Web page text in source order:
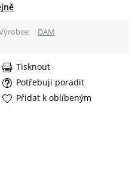
DAM
Potřebuji poradit
Tisknout
Přidat k oblíbeným